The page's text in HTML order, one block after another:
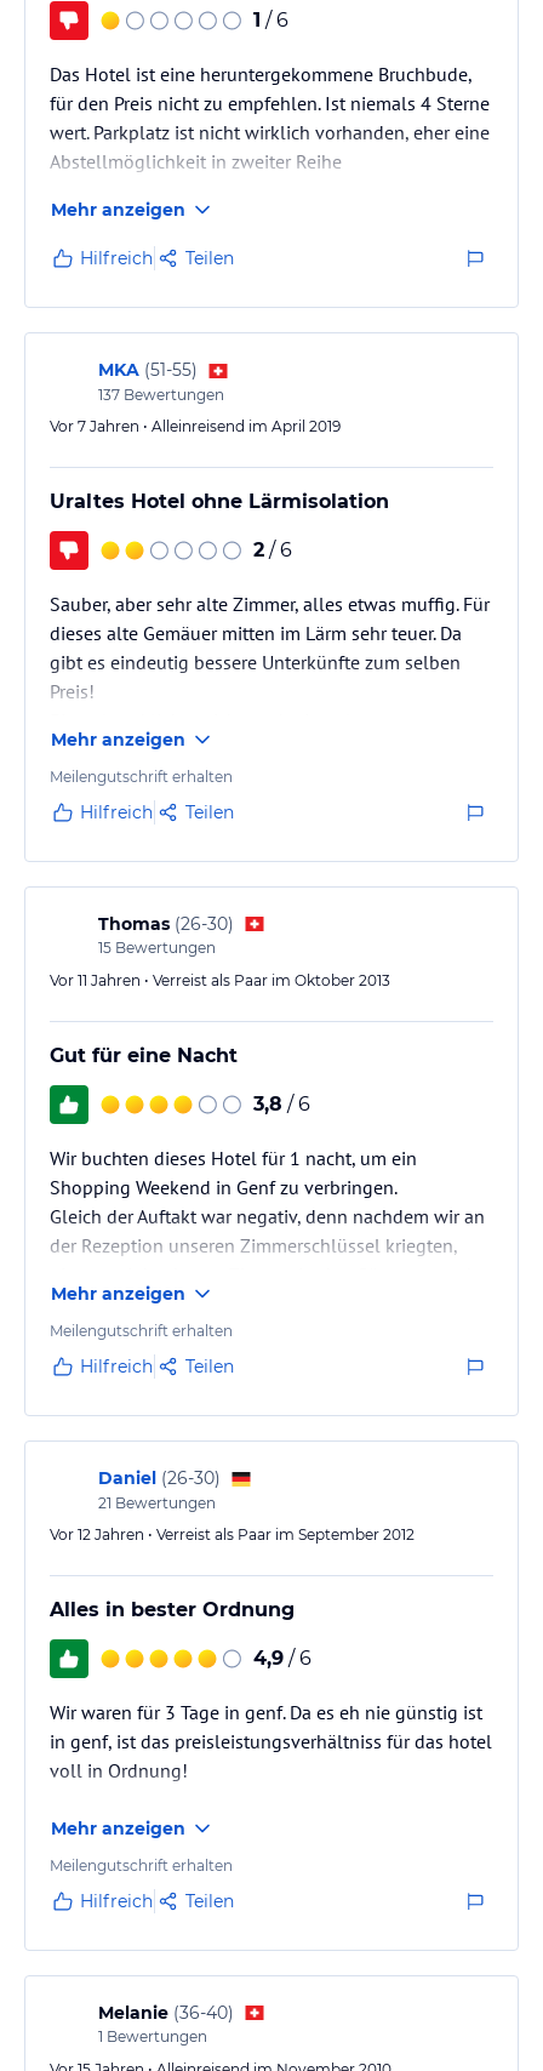
1 / 6
Das Hotel ist eine heruntergekommene Bruchbude,
für den Preis nicht zu empfehlen. Ist niemals 4 Sterne
wert. Parkplatz ist nicht wirklich vorhanden, eher eine
Abstellmöglichkeit in zweiter Reihe
Mehr anzeigen
Hilfreich Teilen
MKA (51-55)
137 Bewertungen
Vor 7 Jahren • Alleinreisend im April 2019
Uraltes Hotel ohne Lärmisolation
2 / 6
Sauber, aber sehr alte Zimmer, alles etwas muffig. Für
dieses alte Gemäuer mitten im Lärm sehr teuer. Da
gibt es eindeutig bessere Unterkünfte zum selben
Preis!
Mehr anzeigen
Meilengutschrift erhalten
Hilfreich Teilen
Thomas (26-30)
15 Bewertungen
Vor 11 Jahren • Verreist als Paar im Oktober 2013
Gut für eine Nacht
3,8 / 6
Wir buchten dieses Hotel für 1 nacht, um ein
Shopping Weekend in Genf zu verbringen.
Gleich der Auftakt war negativ, denn nachdem wir an
der Rezeption unseren Zimmerschlüssel kriegten,
es etwas muffig. Im Zimmer angekommen stellten
wir fest, dass das Zimmer nocht nicht geputzt wurde,
die Bettlaken waren noch gebraucht von den
Sodann gingen wir erneut zur Rezeption und
meldeten dies, daraufhin kriegten wir ein sauberes
2tes Zimmer…
Mehr anzeigen
Meilengutschrift erhalten
Hilfreich Teilen
Daniel (26-30)
21 Bewertungen
Vor 12 Jahren • Verreist als Paar im September 2012
Alles in bester Ordnung
4,9 / 6
Wir waren für 3 Tage in genf. Da es eh nie günstig ist
in genf, ist das preisleistungsverhältniss für das hotel
voll in Ordnung!
Mehr anzeigen
Meilengutschrift erhalten
Hilfreich Teilen
Melanie (36-40)
1 Bewertungen